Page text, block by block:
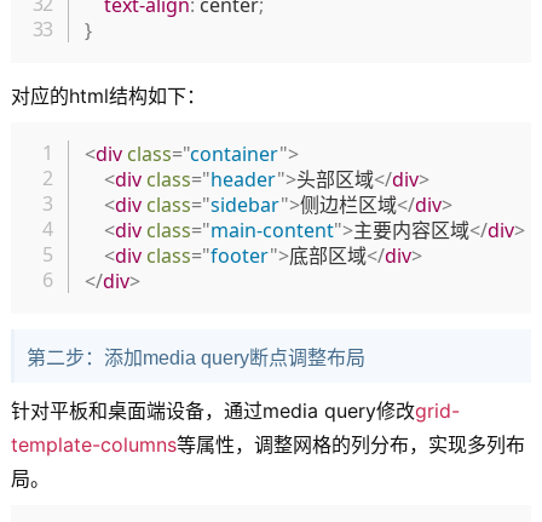
}
对应的html结构如下：
<div class="container">
<div class="header">头部区域</div>
<div class="sidebar">侧边栏区域</div>
<div class="main-content">主要内容区域</div>
<div class="footer">底部区域</div>
</div>
第二步：添加media query断点调整布局
针对平板和桌面端设备，通过media query修改grid-
template-columns等属性，调整网格的列分布，实现多列布
局。